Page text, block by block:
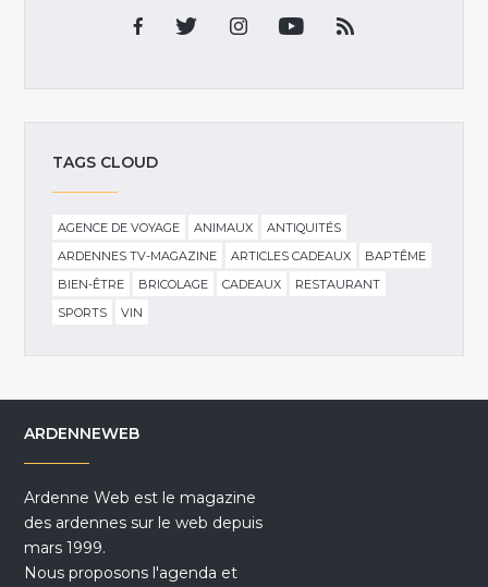
TAGS CLOUD
AGENCE DE VOYAGE ANIMAUX
ANTIQUITÉS
ARDENNES TV-MAGAZINE
ARTICLES CADEAUX
BAPTÊME
BIEN-ÊTRE
BRICOLAGE CADEAUX
RESTAURANT
SPORTS
VIN
ARDENNEWEB
Ardenne Web est le magazine
des ardennes sur le web depuis
mars 1999.
Nous proposons l'agenda et